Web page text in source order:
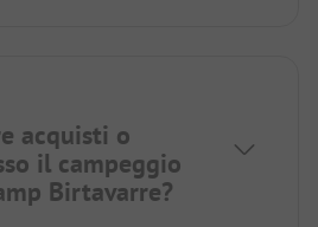
acquisti o
il campeggio
Birtavarre?